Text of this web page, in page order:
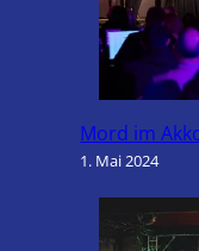
Mord im
1. Mai 2024